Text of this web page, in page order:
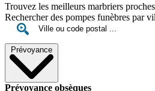
Trouvez les meilleurs marbriers
Rechercher des pompes funèbres par
Prévoyance
Prévoyance obsèques